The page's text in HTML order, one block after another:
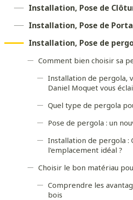
Installation, Pose de
Installation, Pose de
Installation, Pose de
Comment bien choisir sa
Installation de pergola,
Daniel Moquet vous
Quel type de pergola
Pose de pergola : un
Installation de pergola :
l'emplacement idéal ?
Choisir le bon matériau
Comprendre les
bois